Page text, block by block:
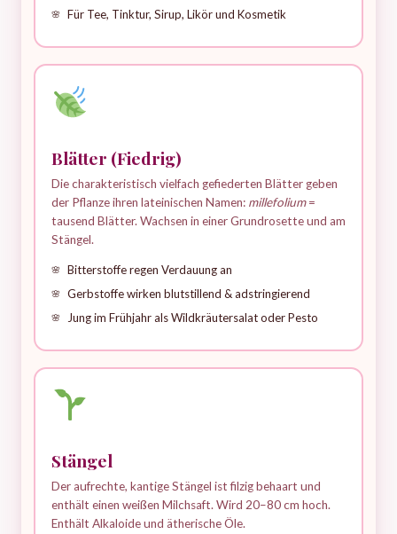
Für Tee, Tinktur, Sirup, Likör und Kosmetik
Blätter (Fiedrig)
Die charakteristisch vielfach gefiederten Blätter geben
der Pflanze ihren lateinischen Namen: millefolium=
tausend Blätter. Wachsen in einer Grundrosette und am
Stängel.
Bitterstoffe regen Verdauung an
Gerbstoffe wirken blutstillend & adstringierend
Jung im Frühjahr als Wildkräutersalat oder Pesto
Stängel
Der aufrechte, kantige Stängel ist filzig behaart und
enthält einen weißen Milchsaft. Wird 20–80 cm hoch.
Enthält Alkaloide und ätherische Öle.